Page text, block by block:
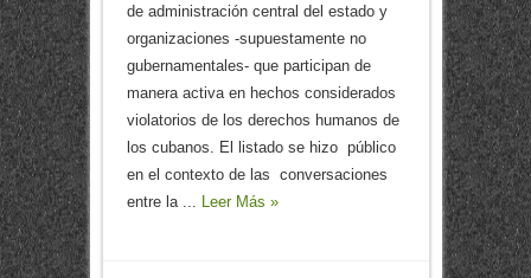
de administración central del estado y
organizaciones -supuestamente no
gubernamentales- que participan de
manera activa en hechos considerados
violatorios de los derechos humanos de
los cubanos. El listado se hizo público
en el contexto de las conversaciones
entre la ... Leer Más »